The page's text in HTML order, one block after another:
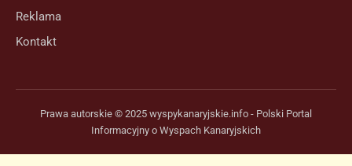
Reklama
Kontakt
Prawa autorskie © 2025 wyspykanaryjskie.info - Polski Portal
Informacyjny o Wyspach Kanaryjskich